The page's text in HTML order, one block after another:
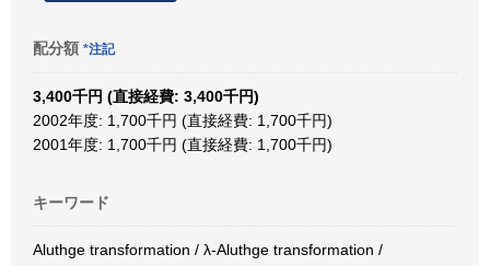
配分額 *注記
3,400千円 (直接経費: 3,400千円)
2002年度: 1,700千円 (直接経費: 1,700千円)
2001年度: 1,700千円 (直接経費: 1,700千円)
キーワード
Aluthge transformation / λ-Aluthge transformation /